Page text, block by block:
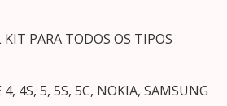
PARA TODOS OS TIPOS
4S, 5, 5S, 5C, NOKIA, SAMSUNG